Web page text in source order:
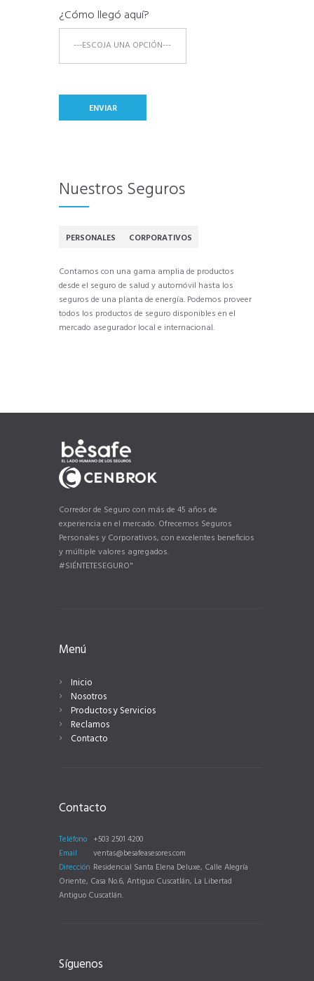
¿Cómo llegó aquí?
Nuestros Seguros
PERSONALES CORPORATIVOS
Contamos con una gama amplia de productos
desde el seguro de salud y automóvil hasta los
seguros de una planta de energía. Podemos proveer
todos los productos de seguro disponibles en el
mercado asegurador local e internacional.
Corredor de Seguro con más de 45 años de
experiencia en el mercado. Ofrecemos Seguros
Personales y Corporativos, con excelentes beneficios
y múltiple valores agregados.
#SIÉNTETESEGURO"
Menú
Inicio
Nosotros
Productos y Servicios
Reclamos
Contacto
Contacto
Teléfono +503 2501 4200
Email
ventas@besafeasesores.com
Dirección Residencial Santa Elena Deluxe, Calle Alegría
Oriente, Casa No.6, Antiguo Cuscatlán, La Libertad
Antiguo Cuscatlán.
Síguenos